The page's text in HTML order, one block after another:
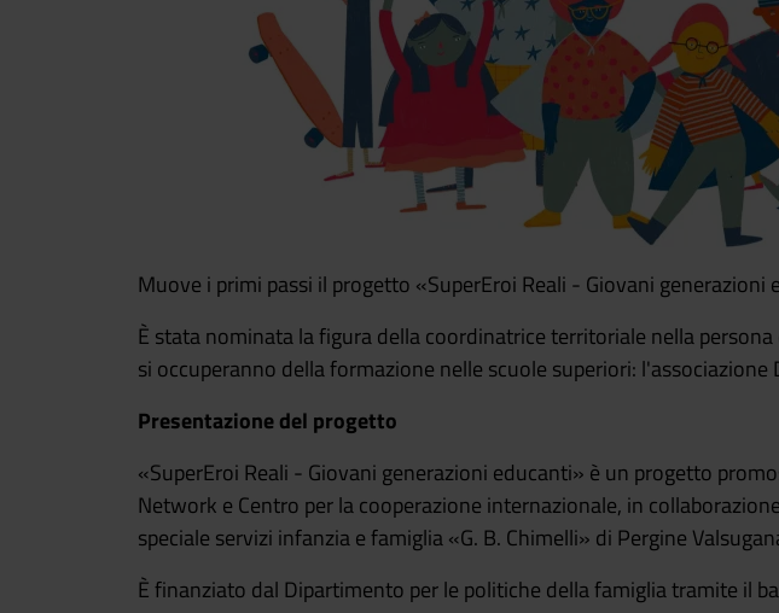
Muove i primi passi il progetto «SuperEroi Reali - Giovani
È stata nominata la figura della coordinatrice territoriale nella
si occuperanno della formazione nelle scuole superiori: l'associazione
Presentazione del progetto
«SuperEroi Reali - Giovani generazioni educanti» è un progetto
Network e Centro per la cooperazione internazionale, in
speciale servizi infanzia e famiglia «G. B. Chimelli» di Pergine
È finanziato dal Dipartimento per le politiche della famiglia tramite il